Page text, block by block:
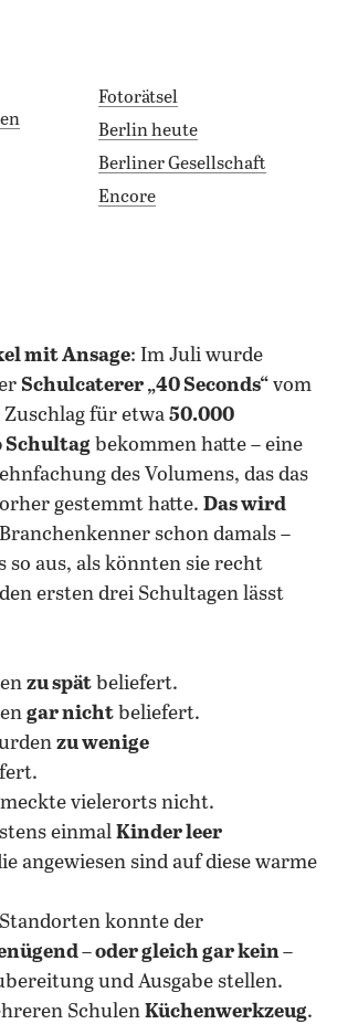
Fotorätsel
Berlin heute
Berliner Gesellschaft
Encore
mit Ansage: Im Juli wurde
Schulcaterer „40 Seconds“ vom
für etwa 50.000
Schultag bekommen hatte – eine
des Volumens, das das
gestemmt hatte. Das wird
schon damals –
so aus, als könnten sie recht
ersten drei Schultagen lässt
zu spät beliefert.
gar nicht beliefert.
zu wenige
vielerorts nicht.
einmal Kinder leer
angewiesen sind auf diese warme
konnte der
– oder gleich gar kein –
und Ausgabe stellen.
Schulen Küchenwerkzeug.